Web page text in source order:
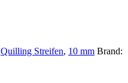
Quilling Streifen, 10 mm Brand: